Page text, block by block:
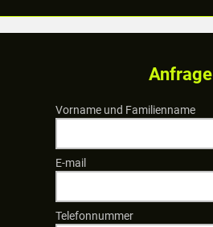
Anfrage
Vorname und Familienname
E-mail
Telefonnummer